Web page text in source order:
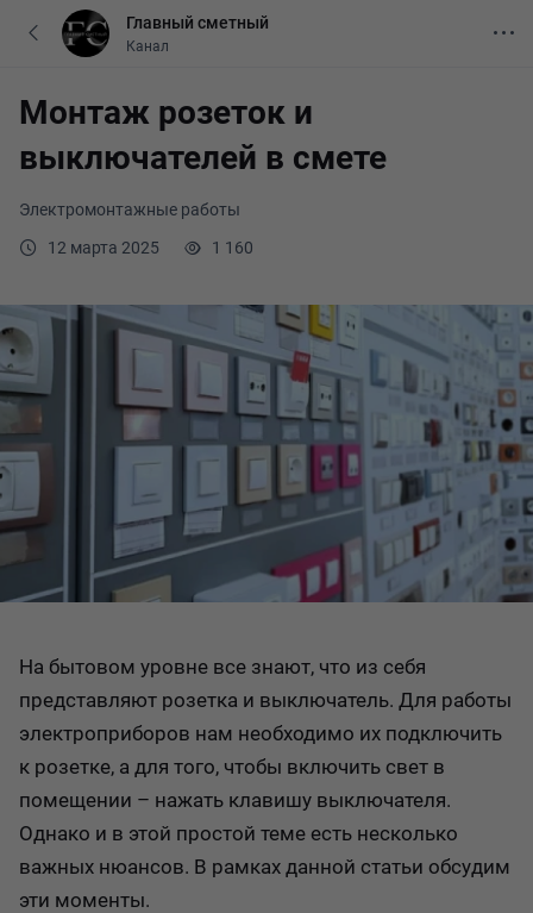
Электромонтажные работы
12 марта 2025
1 160
Монтаж розеток и
выключателей в смете
На бытовом уровне все знают, что из себя
представляют розетка и выключатель. Для работы
электроприборов нам необходимо их подключить
к розетке, а для того, чтобы включить свет в
помещении – нажать клавишу выключателя.
Однако и в этой простой теме есть несколько
важных нюансов. В рамках данной статьи обсудим
эти моменты.
Главный сметный
Канал